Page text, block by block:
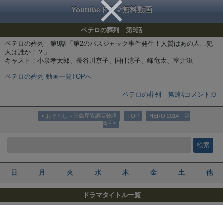
Youtubeドラマ無料動画
ペテロの葬列 第9話
ペテロの葬列 第9話「第2のバスジャック事件発生！人質はあの人…犯
人は誰か！？」
キャスト：小泉孝太郎、長谷川京子、国仲涼子、峰竜太、室井滋
ペテロの葬列 動画一覧TOPへ
ペテロの葬列 第9話 コメント:0
< おそろし～三島屋変調百物語 TOP
HERO 2014 第
8話 >
日 月 火 水 木 金 土 他
ドラマタイトル一覧